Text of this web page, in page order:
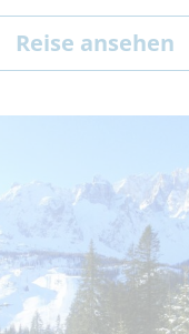
Reise ansehen